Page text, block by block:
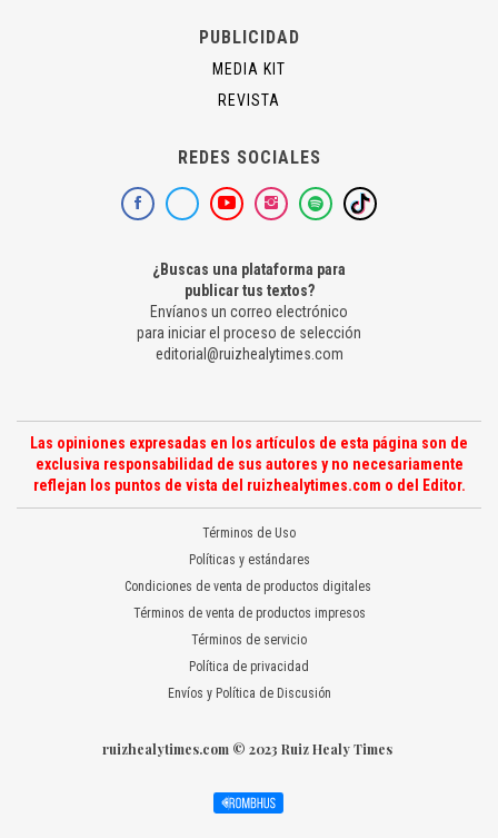
PUBLICIDAD
MEDIA KIT
REVISTA
REDES SOCIALES
¿Buscas una plataforma para
publicar tus textos?
Envíanos un correo electrónico
para iniciar el proceso de selección
editorial@ruizhealytimes.com
Las opiniones expresadas en los artículos de esta página son de
exclusiva responsabilidad de sus autores y no necesariamente
reflejan los puntos de vista del ruizhealytimes.com o del Editor.
Términos de Uso
Políticas y estándares
Condiciones de venta de productos digitales
Términos de venta de productos impresos
Términos de servicio
Política de privacidad
Envíos y Política de Discusión
ruizhealytimes.com © 2023 Ruiz Healy Times